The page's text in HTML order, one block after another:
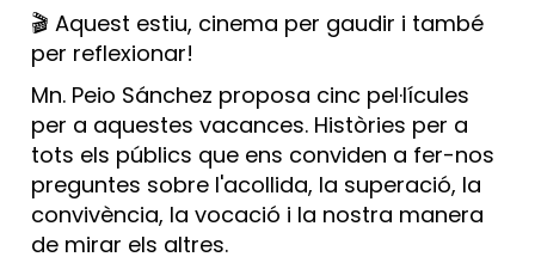
🎬 Aquest estiu, cinema per gaudir i també
per reflexionar!
Mn. Peio Sánchez proposa cinc pel·lícules
per a aquestes vacances. Històries per a
tots els públics que ens conviden a fer-nos
preguntes sobre l'acollida, la superació, la
convivència, la vocació i la nostra manera
de mirar els altres.